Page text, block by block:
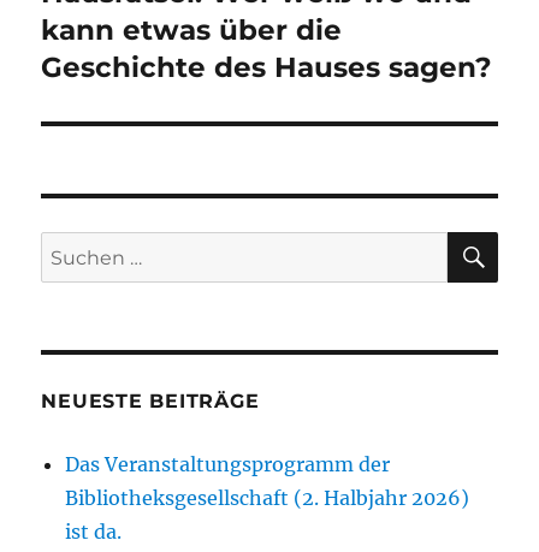
Beitrag:
kann etwas über die
Geschichte des Hauses sagen?
Suchen
nach:
NEUESTE BEITRÄGE
Das Veranstaltungsprogramm der
Bibliotheksgesellschaft (2. Halbjahr 2026)
ist da.